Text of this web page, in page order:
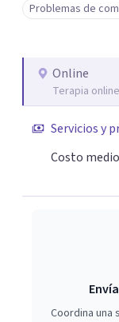
Problemas de
Online
Terapia online
Servicios y
Costo
Coordina una